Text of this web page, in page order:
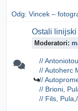
Odg: Vincek –
Ostali
Moderatori:
//
// Autoherc
//
// Brioni,
// Fils, Pula